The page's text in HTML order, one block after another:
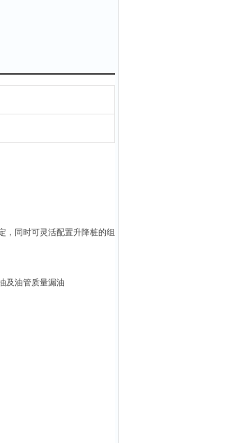
，同时可灵活配置升降桩的组
及油管质量漏油